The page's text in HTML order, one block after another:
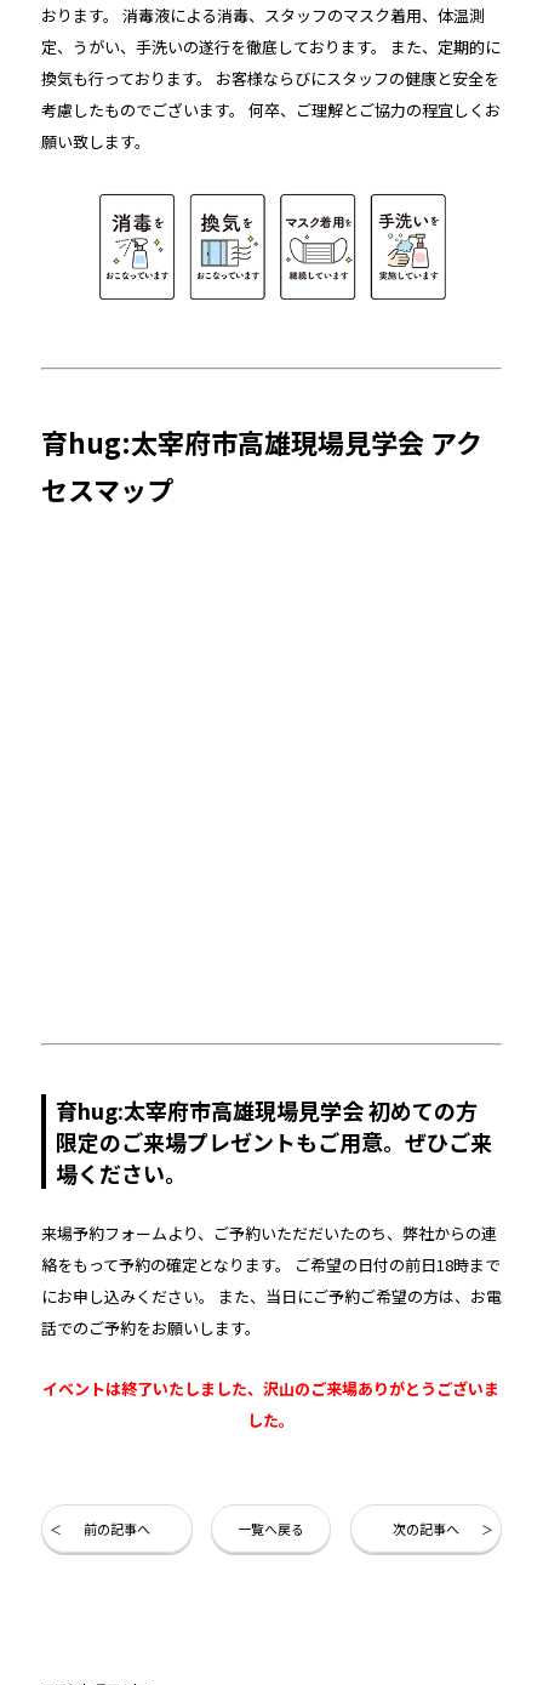
おります。 消毒液による消毒、スタッフのマスク着用、体温測
定、うがい、手洗いの遂行を徹底しております。 また、定期的に
換気も行っております。 お客様ならびにスタッフの健康と安全を
考慮したものでございます。 何卒、ご理解とご協力の程宜しくお
願い致します。
育hug:太宰府市高雄現場見学会 アク
セスマップ
育hug:太宰府市高雄現場見学会 初めての方
限定のご来場プレゼントもご用意。ぜひご来
場ください。
来場予約フォームより、ご予約いただだいたのち、弊社からの連
絡をもって予約の確定となります。 ご希望の日付の前日18時まで
にお申し込みください。 また、当日にご予約ご希望の方は、お電
話でのご予約をお願いします。
イベントは終了いたしました、沢山のご来場ありがとうございま
した。
前の記事へ 一覧へ戻る 次の記事へ